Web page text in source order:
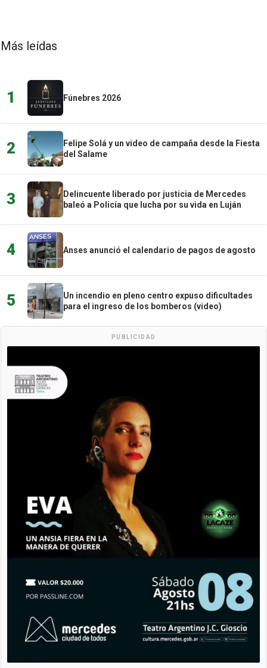
Más leídas
1 Fúnebres 2026
2
Felipe Solá y un video de campaña desde la Fiesta
del Salame
3
Delincuente liberado por justicia de Mercedes
baleó a Policía que lucha por su vida en Luján
4 Anses anunció el calendario de pagos de agosto
5
Un incendio en pleno centro expuso dificultades
para el ingreso de los bomberos (video)
PUBLICIDAD